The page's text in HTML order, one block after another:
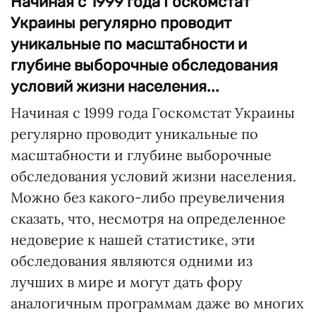
Украины регулярно проводит
уникальные по масштабности и
глубине выборочные обследования
условий жизни населения...
Начиная с 1999 года Госкомстат Украины
регулярно проводит уникальные по
масштабности и глубине выборочные
обследования условий жизни населения.
Можно без какого-либо преувеличения
сказать, что, несмотря на определенное
недоверие к нашей статистике, эти
обследования являются одними из
лучших в мире и могут дать фору
аналогичным программам даже во многих